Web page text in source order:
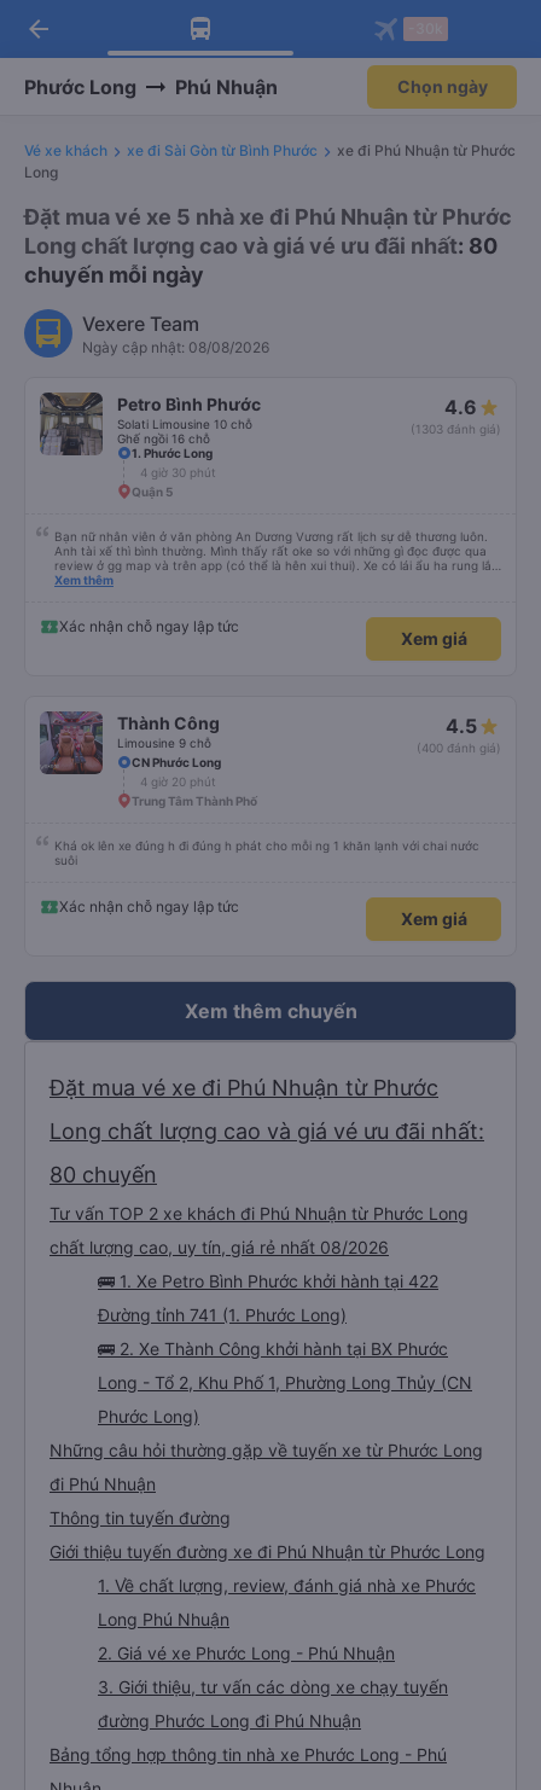
Tải app Vexere ngay!
Nhận ưu đãi thành viên độc
Mở app
Tải app Vexere
-30k/ghế khi đặt vé máy bay qua
Mở app
arrow_back
Phước Long Phú Nhuận Chọn ngày
Vé xe khách xe đi Sài Gòn từ Bình Phước
xe đi Phú Nhuận từ Phước
Long
Đặt mua vé xe 5 nhà xe đi Phú Nhuận từ Phước
Long chất lượng cao và giá vé ưu đãi nhất: 80
chuyến mỗi ngày
Vexere Team
Ngày cập nhật: 08/08/2026
Petro Bình Phước
Solati Limousine 10 chỗ
Ghế ngồi 16 chỗ
4.6
(1303 đánh giá)
1. Phước Long
4 giờ 30 phút
Quận 5
Bạn nữ nhân viên ở văn phòng An Dương Vương rất lịch sự dễ thương luôn.
Anh tài xế thì bình thường. Mình thấy rất oke so với những gì đọc được qua
review ở gg map và trên app (có thể là hên xui thui). Xe có lái ẩu ha rung lắc
hay không thì cũng ko rõ tại mình say xe nên ngủ ko à
Xem thêm
Xác nhận chỗ ngay lập tức
Xem giá
Thành Công
Limousine 9 chỗ
4.5
(400 đánh giá)
CN Phước Long
4 giờ 20 phút
Trung Tâm Thành Phố
Khá ok lên xe đúng h đi đúng h phát cho mỗi ng 1 khăn lạnh với chai nước
suôi
Xác nhận chỗ ngay lập tức
Xem giá
Xem thêm chuyến
Đặt mua vé xe đi Phú Nhuận từ Phước
Long chất lượng cao và giá vé ưu đãi nhất:
80 chuyến
Tư vấn TOP 2 xe khách đi Phú Nhuận từ Phước Long
chất lượng cao, uy tín, giá rẻ nhất 08/2026
🚌 1. Xe Petro Bình Phước khởi hành tại 422
Đường tỉnh 741 (1. Phước Long)
🚌 2. Xe Thành Công khởi hành tại BX Phước
Long - Tổ 2, Khu Phố 1, Phường Long Thủy (CN
Phước Long)
Những câu hỏi thường gặp về tuyến xe từ Phước Long
đi Phú Nhuận
Thông tin tuyến đường
Giới thiệu tuyến đường xe đi Phú Nhuận từ Phước Long
1. Về chất lượng, review, đánh giá nhà xe Phước
Long Phú Nhuận
2. Giá vé xe Phước Long - Phú Nhuận
3. Giới thiệu, tư vấn các dòng xe chạy tuyến
đường Phước Long đi Phú Nhuận
Bảng tổng hợp thông tin nhà xe Phước Long - Phú